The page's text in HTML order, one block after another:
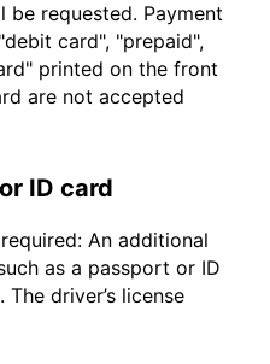
be requested. Payment
card", "prepaid",
printed on the front
are not accepted
ID card
An additional
as a passport or ID
driver’s license